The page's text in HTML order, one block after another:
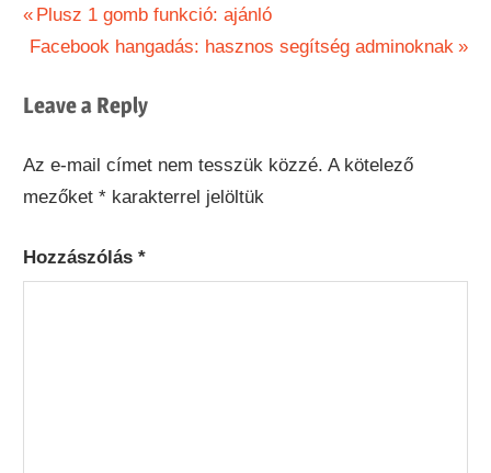
Bejegyzés
navigáció
Previous
Post:
Plusz 1 gomb funkció: ajánló
Next
Facebook hangadás: hasznos segítség adminoknak
Leave a Reply
Az e-mail címet nem tesszük közzé. A kötelező
mezőket* karakterrel jelöltük
Hozzászólás*